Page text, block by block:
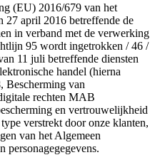
(EU) 2016/679 van het
27 april 2016 betreffende de
in verband met de verwerking
95 wordt ingetrokken / 46 /
11 juli betreffende diensten
handel (hierna
Bescherming van
rechten MAB
en vertrouwelijkheid
verstrekt door onze klanten,
van het Algemeen
personagegegevens.